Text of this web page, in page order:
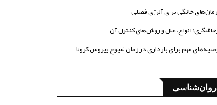
خانگی برای آلرژی فصلی
انواع، علل و روش‌های کنترل آن
مهم برای بارداری در زمان شیوع ویروس کرونا
روان‌شناسی